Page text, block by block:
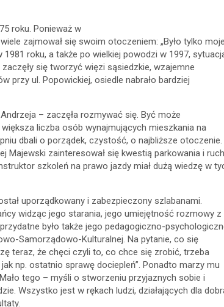
roku. Ponieważ w
zajmował się swoim otoczeniem: „Było tylko moje
roku, a także po wielkiej powodzi w 1997,
się tworzyć więzi sąsiedzkie, wzajemne
przy ul. Popowickiej, osiedle nabrało bardziej
– zaczęła rozmywać się. Być może
liczba osób wynajmujących mieszkania na
dbali o porządek, czystość, o najbliższe otoczenie.
Majewski zainteresował się kwestią parkowania i
szkoleń na prawo jazdy miał dużą wiedzę w
uporządkowany i zabezpieczony szlabanami.
widząc jego starania, jego umiejętność rozmowy z
było także jego pedagogiczno-
Samorządowo-Kulturalnej. Na pytanie, co się
teraz, że chęci czyli to, co chce się zrobić, trzeba
np. ostatnio sprawę dociepleń”. Ponadto marzy mu
tego – myśli o stworzeniu przyjaznych sobie i
Wszystko jest w rękach ludzi, działających dla